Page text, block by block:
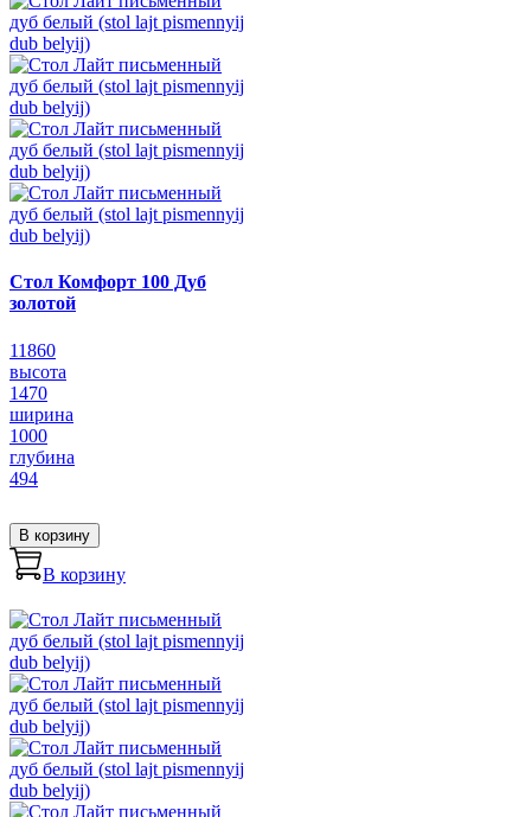
Стол Комфорт 100 Дуб
золотой
11860
высота
1470
ширина
1000
глубина
494
В корзину
В корзину